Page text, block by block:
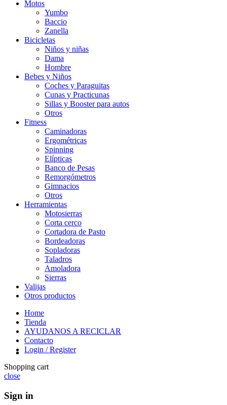
Motos
Yumbo
Baccio
Zanella
Bicicletas
Niños y niñas
Dama
Hombre
Bebes y Niños
Coches y Paraguitas
Cunas y Practicunas
Sillas y Booster para autos
Otros
Fitness
Caminadoras
Ergométricas
Spinning
Elípticas
Banco de Pesas
Remorgómetros
Gimnacios
Otros
Herramientas
Motosierras
Corta cerco
Cortadora de Pasto
Bordeadoras
Sopladoras
Taladros
Amoladora
Sierras
Valijas
Otros productos
Home
Tienda
AYUDANOS A RECICLAR
Contacto
Login / Register
Shopping cart
close
Sign in